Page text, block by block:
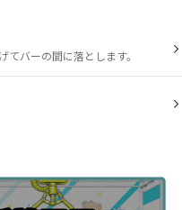
バーの間に落とします。